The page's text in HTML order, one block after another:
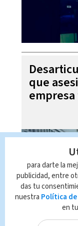
que
para darte la
publicidad, entre
das tu
nuestra Política
en